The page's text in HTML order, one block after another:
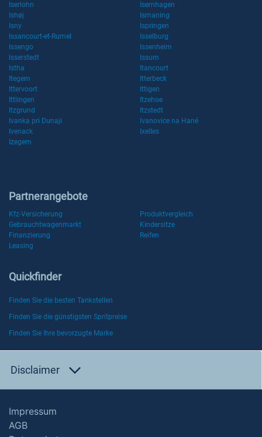
Iserlohn
Isernhagen
Ishøj
Ismaning
Isny
Ispringen
Issancourt-et-Rumel
Isselburg
Issengo
Issenheim
Isserstedt
Issum
Istha
Itancourt
Itegem
Itterbeck
Ittervoort
Ittigen
Ittlingen
Itzehoe
Itzgrund
Itzstedt
Ivanka pri Dunaji
Ivanovice na Hané
Ivenack
Ixelles
Izegem
Partnerangebote
Kfz-Versicherung
Produktvergleich
Gebrauchtwagenmarkt
Kindersitze
Finanzierung
Reifen
Leasing
Quickfinder
Finden Sie die besten Tankstellen
Finden Sie die günstigsten Spritpreise
Finden Sie Ihre bevorzugte Marke
Disclaimer
Impressum
AGB